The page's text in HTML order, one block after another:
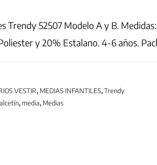
Trendy 52507 Modelo A y B.
y 20% Estalano. 4-6 años.
VESTIR, MEDIAS INFANTILES,Trendy
, media, Medias